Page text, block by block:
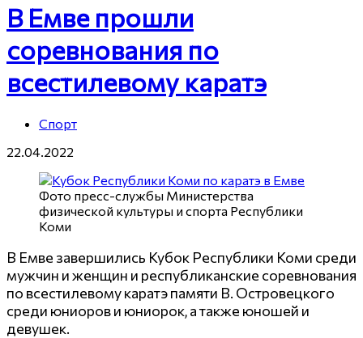
В Емве прошли
соревнования по
всестилевому каратэ
Спорт
22.04.2022
Фото пресс-службы Министерства
физической культуры и спорта Республики
Коми
В Емве завершились Кубок Республики Коми среди
мужчин и женщин и республиканские соревнования
по всестилевому каратэ памяти В. Островецкого
среди юниоров и юниорок, а также юношей и
девушек.